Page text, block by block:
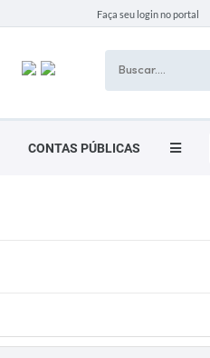
Faça seu login no portal
CONTAS PÚBLICAS